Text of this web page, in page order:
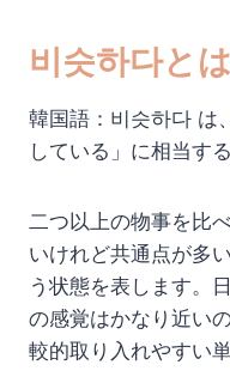
비슷하다と
韓国語：비슷하다 は
している」に相当す
二つ以上の物事を比
いけれど共通点が多
う状態を表します。
の感覚はかなり近い
較的取り入れやすい